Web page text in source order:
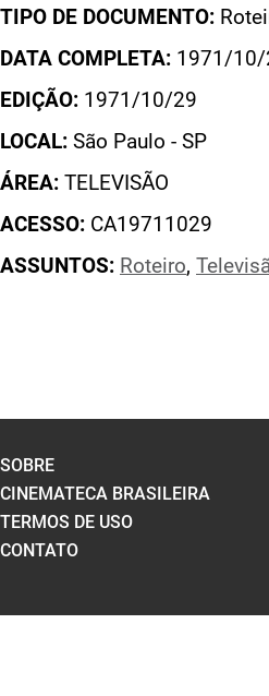
TIPO DE DOCUMENTO:
DATA COMPLETA: 1971/10/
EDIÇÃO: 1971/10/29
LOCAL: São Paulo - SP
ÁREA: TELEVISÃO
ACESSO: CA19711029
ASSUNTOS: Roteiro,
SOBRE
CINEMATECA BRASILEIRA
TERMOS DE USO
CONTATO